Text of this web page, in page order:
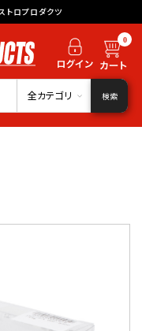
トロプロダクツ
0
全カテゴリ 検索